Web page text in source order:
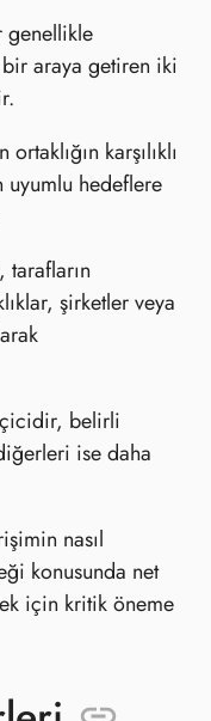
bir araya getiren iki
ortaklığın karşılıklı
uyumlu hedeflere
şirketler veya
belirli
ise daha
nasıl
konusunda net
için kritik öneme